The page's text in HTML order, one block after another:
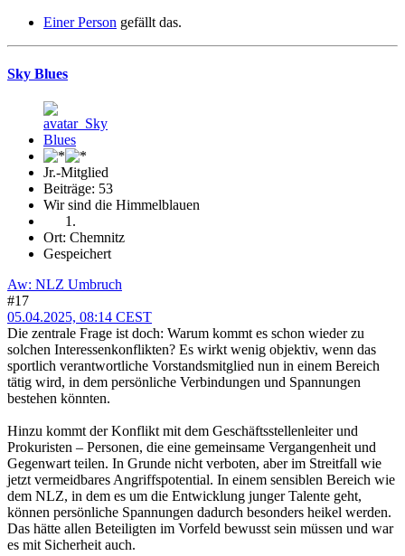
Einer Person gefällt das.
Sky Blues
Jr.-Mitglied
Beiträge: 53
Wir sind die Himmelblauen
Ort: Chemnitz
Gespeichert
Aw: NLZ Umbruch
#17
05.04.2025, 08:14 CEST
Die zentrale Frage ist doch: Warum kommt es schon wieder zu
solchen Interessenkonflikten? Es wirkt wenig objektiv, wenn das
sportlich verantwortliche Vorstandsmitglied nun in einem Bereich
tätig wird, in dem persönliche Verbindungen und Spannungen
bestehen könnten.
Hinzu kommt der Konflikt mit dem Geschäftsstellenleiter und
Prokuristen – Personen, die eine gemeinsame Vergangenheit und
Gegenwart teilen. In Grunde nicht verboten, aber im Streitfall wie
jetzt vermeidbares Angriffspotential. In einem sensiblen Bereich wie
dem NLZ, in dem es um die Entwicklung junger Talente geht,
können persönliche Spannungen dadurch besonders heikel werden.
Das hätte allen Beteiligten im Vorfeld bewusst sein müssen und war
es mit Sicherheit auch.